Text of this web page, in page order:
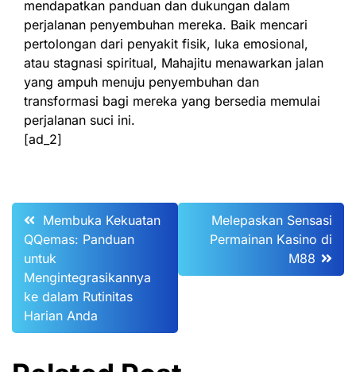
mendapatkan panduan dan dukungan dalam
perjalanan penyembuhan mereka. Baik mencari
pertolongan dari penyakit fisik, luka emosional,
atau stagnasi spiritual, Mahajitu menawarkan jalan
yang ampuh menuju penyembuhan dan
transformasi bagi mereka yang bersedia memulai
perjalanan suci ini.
[ad_2]
Post
navigation
Membuka Kekuatan
QQemas: Panduan
untuk
Mengintegrasikannya
ke dalam Rutinitas
Harian Anda
Melepaskan Sensasi
Permainan Kasino di
M88